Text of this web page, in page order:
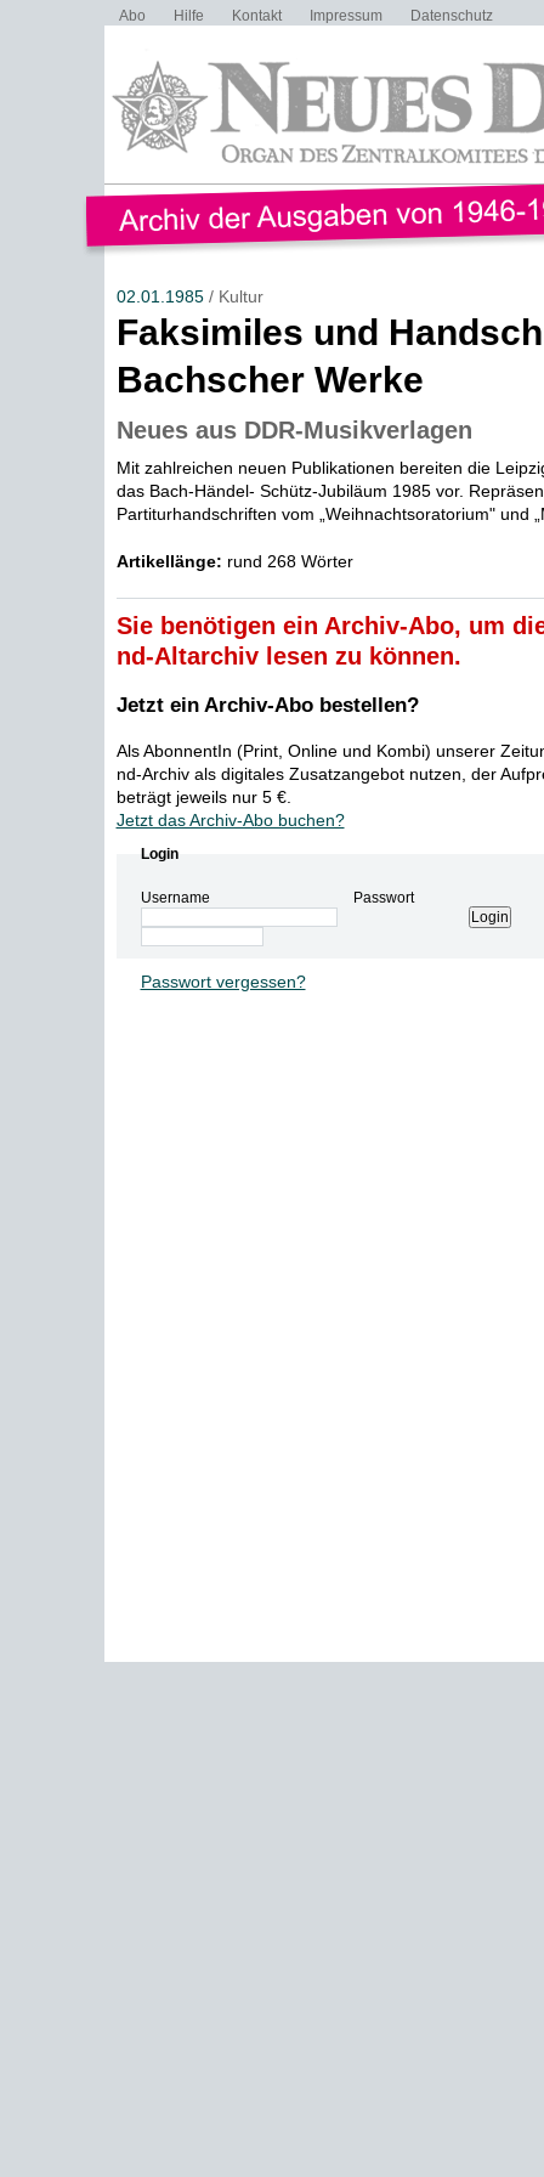
Abo Hilfe Kontakt Impressum Datenschutz
02.01.1985/ Kultur
Faksimiles und
Bachscher Werke
Neues aus DDR-Musikverlagen
Mit zahlreichen neuen Publikationen bereiten die
das Bach-Händel- Schütz-Jubiläum 1985 vor.
Partiturhandschriften vom „Weihnachtsoratorium" und
Artikellänge: rund 268 Wörter
Sie benötigen ein Archiv-Abo, um
nd-Altarchiv lesen zu können.
Jetzt ein Archiv-Abo bestellen?
Als AbonnentIn (Print, Online und Kombi) unserer
nd-Archiv als digitales Zusatzangebot nutzen, der
beträgt jeweils nur 5 €.
Jetzt das Archiv-Abo buchen?
Login
Username Passwort
Passwort vergessen?